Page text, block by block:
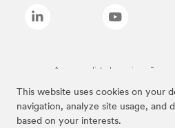
This website uses cookies on your
navigation, analyze site usage, and
based on your interests.
As marcas listadas a cima são